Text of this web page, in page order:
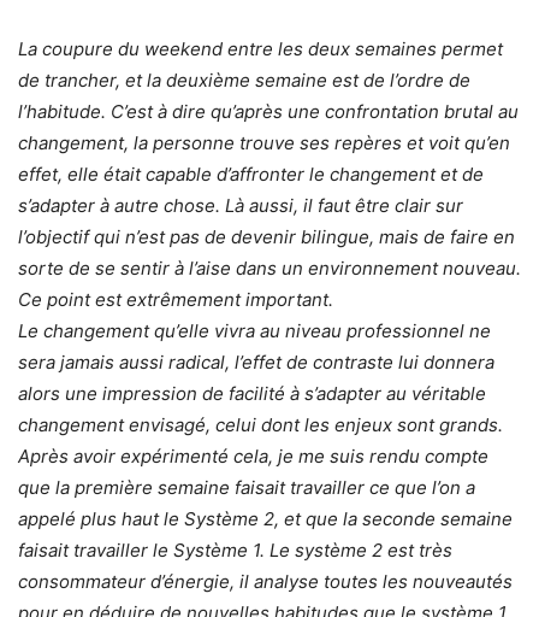
La coupure du weekend entre les deux semaines permet
de trancher, et la deuxième semaine est de l’ordre de
l’habitude. C’est à dire qu’après une confrontation brutal au
changement, la personne trouve ses repères et voit qu’en
effet, elle était capable d’affronter le changement et de
s’adapter à autre chose. Là aussi, il faut être clair sur
l’objectif qui n’est pas de devenir bilingue, mais de faire en
sorte de se sentir à l’aise dans un environnement nouveau.
Ce point est extrêmement important.
Le changement qu’elle vivra au niveau professionnel ne
sera jamais aussi radical, l’effet de contraste lui donnera
alors une impression de facilité à s’adapter au véritable
changement envisagé, celui dont les enjeux sont grands.
Après avoir expérimenté cela, je me suis rendu compte
que la première semaine faisait travailler ce que l’on a
appelé plus haut le Système 2, et que la seconde semaine
faisait travailler le Système 1. Le système 2 est très
consommateur d’énergie, il analyse toutes les nouveautés